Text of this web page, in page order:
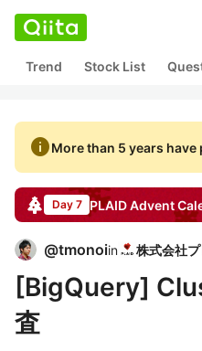
Trend Stock List
infoMore than 5 years
Day 7 PLAIDAdvent
@tmonoiin
[BigQuery]
査